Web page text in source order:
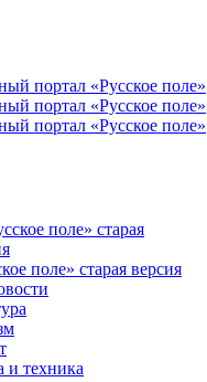
поле» старая версия
и техника